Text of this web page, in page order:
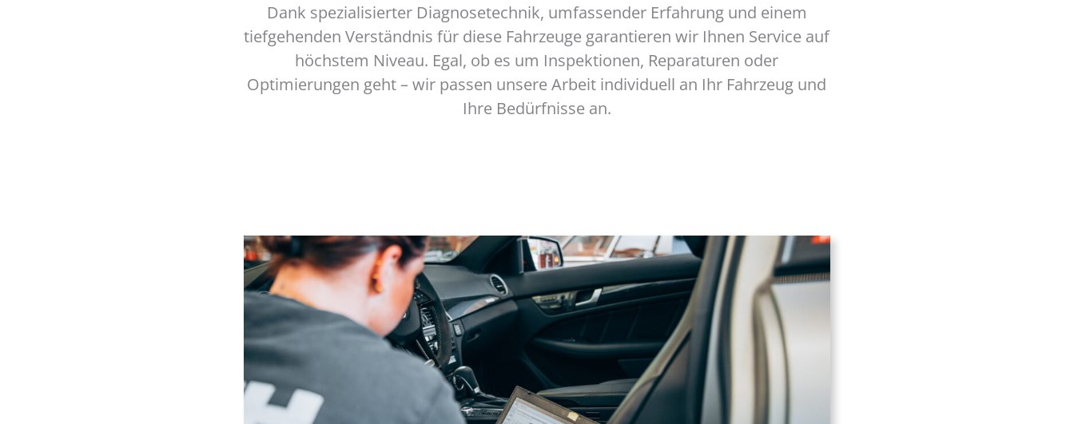
Dank spezialisierter Diagnosetechnik, umfassender Erfahrung und einem
tiefgehenden Verständnis für diese Fahrzeuge garantieren wir Ihnen Service auf
höchstem Niveau. Egal, ob es um Inspektionen, Reparaturen oder
Optimierungen geht – wir passen unsere Arbeit individuell an Ihr Fahrzeug und
Ihre Bedürfnisse an.